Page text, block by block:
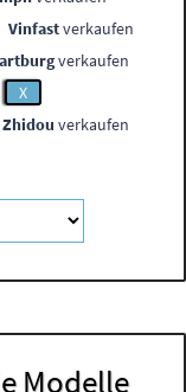
Vinfastverkaufen
verkaufen
X
Zhidou verkaufen
Modelle